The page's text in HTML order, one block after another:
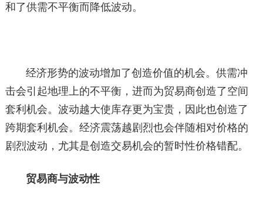
和了供需不平衡而降低波动。
经济形势的波动增加了创造价值的机会。供需冲
击会引起地理上的不平衡，进而为贸易商创造了空间
套利机会。波动越大使库存更为宝贵，因此也创造了
跨期套利机会。经济震荡越剧烈也会伴随相对价格的
剧烈波动，尤其是创造交易机会的暂时性价格错配。
贸易商与波动性